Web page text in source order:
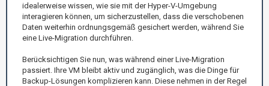
idealerweise wissen, wie sie mit der Hyper-V-Umgebung
interagieren können, um sicherzustellen, dass die verschobenen
Daten weiterhin ordnungsgemäß gesichert werden, während Sie
eine Live-Migration durchführen.
Berücksichtigen Sie nun, was während einer Live-Migration
passiert. Ihre VM bleibt aktiv und zugänglich, was die Dinge für
Backup-Lösungen komplizieren kann. Diese nehmen in der Regel